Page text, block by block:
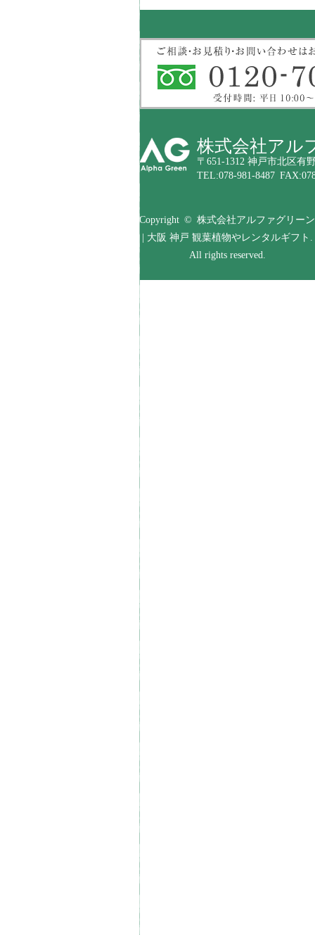
株式会社アル
〒651-1312 神戸市北区有
TEL:078-981-8487
Copyright © 株式会社アルファグリーン
| 大阪 神戸 観葉植物やレンタルギフト.
All rights reserved.